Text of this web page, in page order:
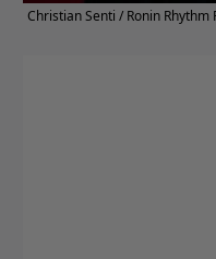
Christian Senti / Ronin Rhythm